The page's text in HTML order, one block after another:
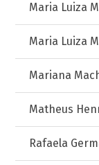
Maria Luiza
Maria Luiza
Mariana
Matheus
Rafaela